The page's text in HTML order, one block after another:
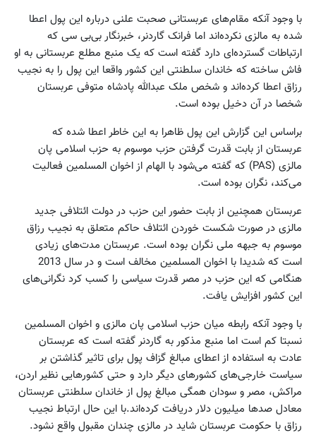
با وجود آنکه مقام‌های عربستانی صحبت علنی درباره این پول اعطا
شده به مالزی نکرده‌اند اما فرانک گاردنر، خبرنگار بی‌بی سی که
ارتباطات گسترده‌ای دارد گفته است که یک منبع مطلع عربستانی به او
فاش ساخته که خاندان سلطنتی این کشور واقعا این پول را به نجیب
رزاق اعطا کرده‌اند و شخص ملک عبدالله پادشاه متوفی عربستان
شخصا در آن دخیل بوده است.
براساس این گزارش این پول ظاهرا به این خاطر اعطا شده که
عربستان از بابت قدرت گرفتن حزب موسوم به حزب اسلامی پان
مالزی (PAS) که گفته می‌شود با الهام از اخوان المسلمین فعالیت
می‌کند، نگران بوده است.
عربستان همچنین از بابت حضور این حزب در دولت ائتلافی جدید
مالزی در صورت شکست خوردن ائتلاف حاکم متعلق به نجیب رزاق
موسوم به جبهه ملی نگران بوده است. عربستان مدت‌های زیادی
است که شدیدا با اخوان المسلمین مخالف است و در سال 2013
هنگامی که این حزب در مصر قدرت سیاسی را کسب کرد نگرانی‌های
این کشور افزایش یافت.
با وجود آنکه رابطه میان حزب اسلامی پان مالزی و اخوان المسلمین
نسبتا کم است اما منبع مذکور به گاردنر گفته است که عربستان
عادت به استفاده از اعطای مبالغ گزاف پول برای تاثیر گذاشتن بر
سیاست خارجی‌های کشورهای دیگر دارد و حتی کشورهایی نظیر اردن،
مراکش، مصر و سودان همگی مبالغ پول از خاندان سلطنتی عربستان
معادل صدها میلیون‌ دلار دریافت کرده‌اند.با این حال ارتباط نجیب
رزاق با حکومت عربستان شاید در مالزی چندان مقبول واقع نشود.